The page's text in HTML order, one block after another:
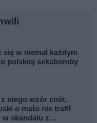
się w niemal każdym
polskiej seksbomby
niego wzór cnót.
o mało nie trafił
w skandalu z